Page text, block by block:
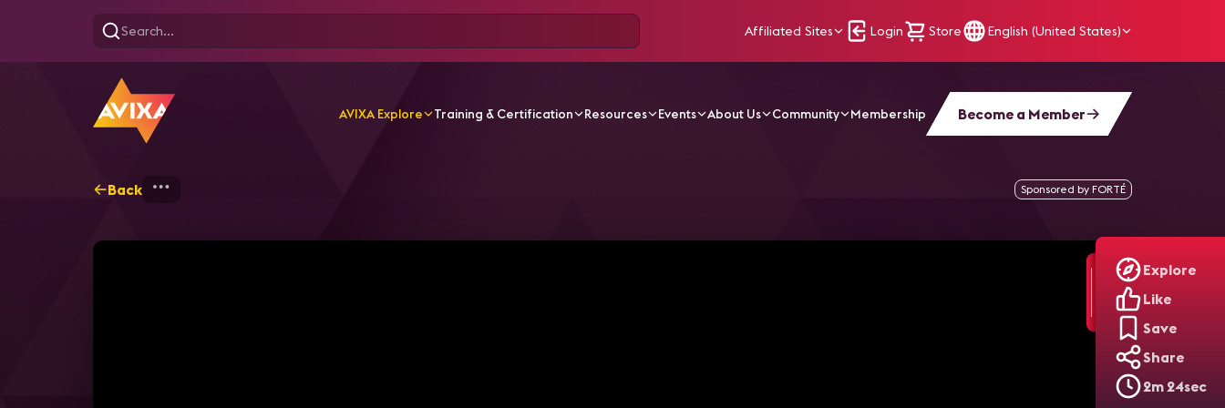
Affiliated Sites Login Store English (United States)
AVIXA Explore Training & Certification Resources Events About Us Community Membership Become a Member
Explore
Like
Save
Share
2m 24sec
Back Sponsored by FORTÉ